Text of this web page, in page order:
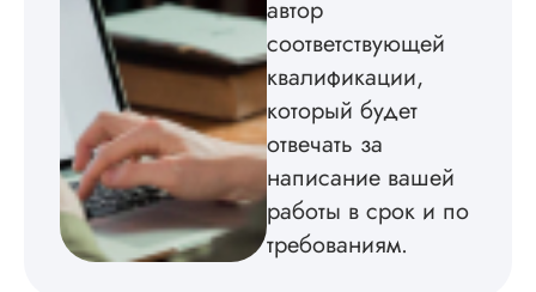
Инна
Диссертация
Магистерскую
автор
соответствующей
квалификации,
который будет
отвечать за
написание вашей
работы в срок и по
требованиям.